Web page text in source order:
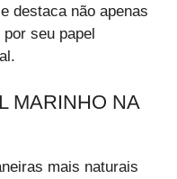
destaca não apenas
seu papel
MARINHO NA
mais naturais